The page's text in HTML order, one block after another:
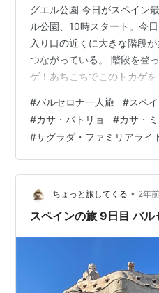
グエル公園 今日がスペイン
ル公園、10時スタート。今
入り口の近くに大きな階段
つながっている。 階段を登
ゲ！あちこちでこのトカゲ
いな。 ここはグエル公園に
寄る場所でもあるので、常に
に手をついて写真を撮ったり
うと近くのベンチに土足で
いようで、警備員さんがす
とをすると即注意される。
#バルセロナ一人旅 #スペ
#カサ・バトリョ #カサ・
#サグラダ・ファミリアライ
ちょっと旅してくる • 2年前
スペインの旅 9日目 バル